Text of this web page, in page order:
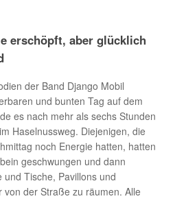
erschöpft, aber glücklich
der Band Django Mobil
und bunten Tag auf dem
es nach mehr als sechs Stunden
Haselnussweg. Diejenigen, die
noch Energie hatten, hatten
geschwungen und dann
und Tische, Pavillons und
von der Straße zu räumen. Alle